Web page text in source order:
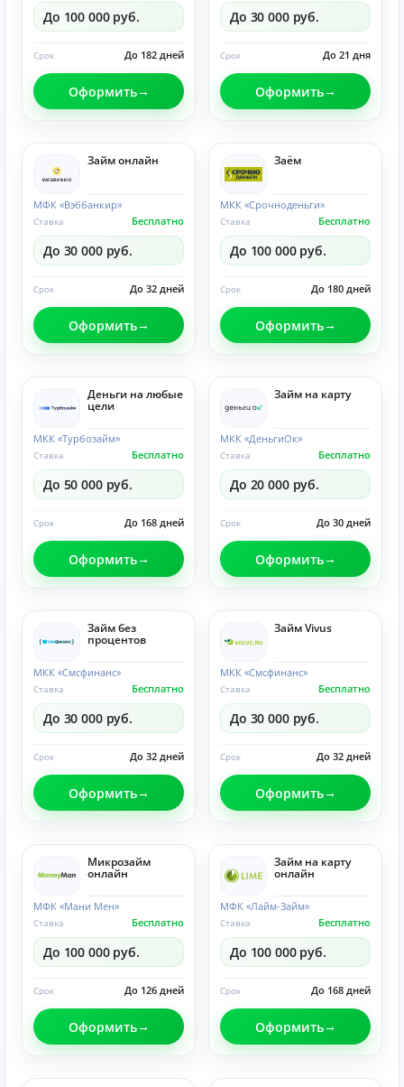
До 100 000 руб.
До 182 дней
Срок
Оформить
До 30 000 руб.
До 21 дня
Срок
Оформить
Займ онлайн
МФК «Вэббанкир»
Бесплатно
Ставка
До 30 000 руб.
До 32 дней
Срок
Оформить
Заём
МКК «Срочноденьги»
Бесплатно
Ставка
До 100 000 руб.
До 180 дней
Срок
Оформить
Деньги на любые
цели
МКК «Турбозайм»
Бесплатно
Ставка
До 50 000 руб.
До 168 дней
Срок
Оформить
Займ на карту
МКК «ДеньгиОк»
Бесплатно
Ставка
До 20 000 руб.
До 30 дней
Срок
Оформить
Займ без
процентов
МКК «Смсфинанс»
Бесплатно
Ставка
До 30 000 руб.
До 32 дней
Срок
Оформить
Займ Vivus
МКК «Смсфинанс»
Бесплатно
Ставка
До 30 000 руб.
До 32 дней
Срок
Оформить
Микрозайм
онлайн
МФК «Мани Мен»
Бесплатно
Ставка
До 100 000 руб.
До 126 дней
Срок
Оформить
Займ на карту
онлайн
МФК «Лайм-Займ»
Бесплатно
Ставка
До 100 000 руб.
До 168 дней
Срок
Оформить